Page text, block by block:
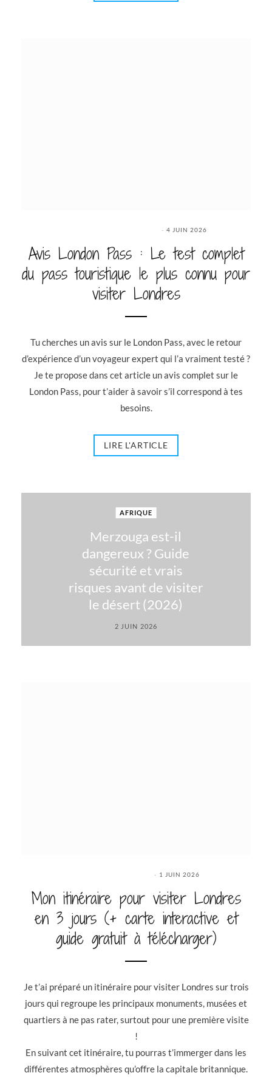
4 JUIN 2026
Avis London Pass : Le test complet
du pass touristique le plus connu pour
visiter Londres
Tu cherches un avis sur le London Pass, avec le retour
d’expérience d’un voyageur expert qui l’a vraiment testé ?
Je te propose dans cet article un avis complet sur le
London Pass, pour t’aider à savoir s’il correspond à tes
besoins.
LIRE L'ARTICLE
AFRIQUE
Merzouga est-il
dangereux ? Guide
sécurité et vrais
risques avant de visiter
le désert (2026)
2 JUIN 2026
1 JUIN 2026
Mon itinéraire pour visiter Londres
en 3 jours (+ carte interactive et
guide gratuit à télécharger)
Je t’ai préparé un itinéraire pour visiter Londres sur trois
jours qui regroupe les principaux monuments, musées et
quartiers à ne pas rater, surtout pour une première visite
!
En suivant cet itinéraire, tu pourras t’immerger dans les
différentes atmosphères qu’offre la capitale britannique.